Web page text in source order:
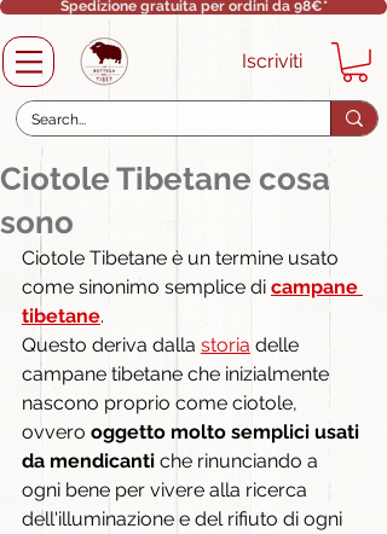
Spedizione gratuita per ordini da 98€*
Iscriviti
Ciotole Tibetane cosa
sono
Ciotole Tibetane è un termine usato
come sinonimo semplice di campane
tibetane.
Questo deriva dalla storia delle
campane tibetane che inizialmente
nascono proprio come ciotole,
ovvero oggetto molto semplici usati
da mendicanti che rinunciando a
ogni bene per vivere alla ricerca
dell'illuminazione e del rifiuto di ogni